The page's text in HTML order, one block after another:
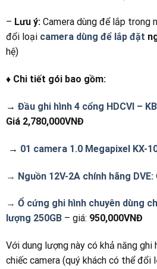
– Lưu ý: Camera dùng để lắp trong
đổi loại camera dùng để lắp đặt
hệ)
♦ Chi tiết gói bao gồm:
→ Đầu ghi hình 4 cổng HDCVI –
Giá 2,780,000VNĐ
→ 01 camera 1.0 Megapixel KX-
→ Nguồn 12V-2A chính hãng DVE:
→ Ổ cứng ghi hình chuyên dùng
lượng 250GB – giá: 950,000VNĐ
Với dung lượng này có khả năng ghi
chiếc camera (quý khách có thể đổi